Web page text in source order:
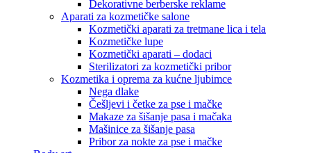
Dekorativne berberske reklame
Aparati za kozmetičke salone
Kozmetički aparati za tretmane lica i tela
Kozmetičke lupe
Kozmetički aparati – dodaci
Sterilizatori za kozmetički pribor
Kozmetika i oprema za kućne ljubimce
Nega dlake
Češljevi i četke za pse i mačke
Makaze za šišanje pasa i mačaka
Mašinice za šišanje pasa
Pribor za nokte za pse i mačke